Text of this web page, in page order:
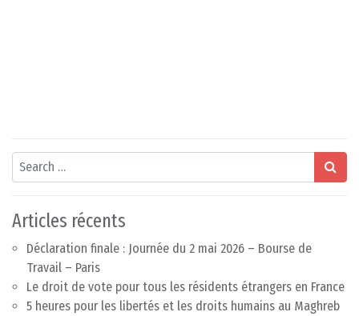
Search
Articles récents
Déclaration finale : Journée du 2 mai 2026 – Bourse de
Travail – Paris
Le droit de vote pour tous les résidents étrangers en France
5 heures pour les libertés et les droits humains au Maghreb